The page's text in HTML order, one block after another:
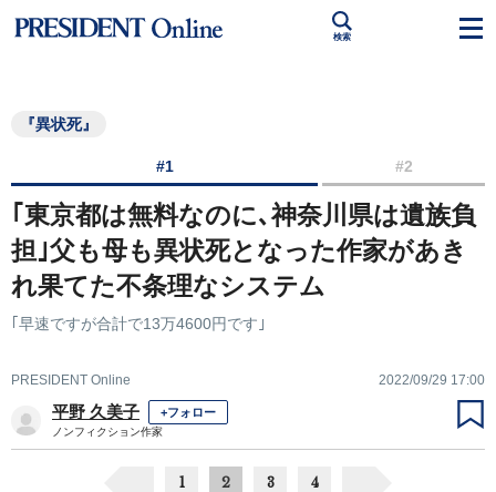
検索
『異状死』
#1 #2
｢東京都は無料なのに､神奈川県は遺族負
担｣父も母も異状死となった作家があき
れ果てた不条理なシステム
｢早速ですが合計で13万4600円です｣
PRESIDENT Online 2022/09/29 17:00
平野 久美子 +フォロー
ノンフィクション作家
1 2 3 4